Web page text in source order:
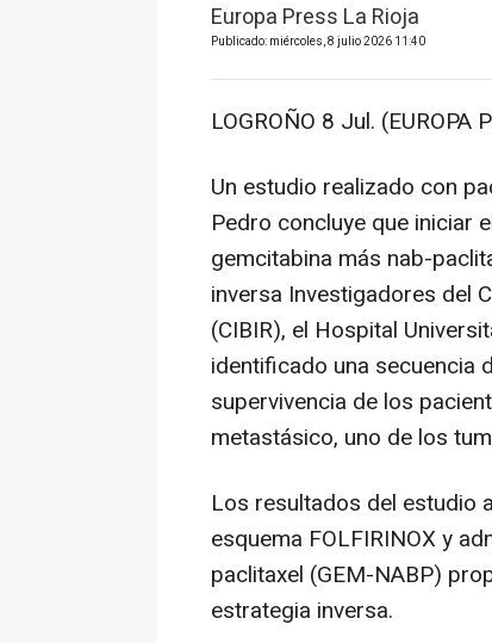
Europa Press La Rioja
Publicado: miércoles, 8 julio 2026 11:40
LOGROÑO 8 Jul. (EUROPA
Un estudio realizado con
Pedro concluye que iniciar
gemcitabina más nab-
inversa Investigadores del
(CIBIR), el Hospital
identificado una secuencia
supervivencia de los
metastásico, uno de los
Los resultados del estudio
esquema FOLFIRINOX y
paclitaxel (GEM-NABP)
estrategia inversa.